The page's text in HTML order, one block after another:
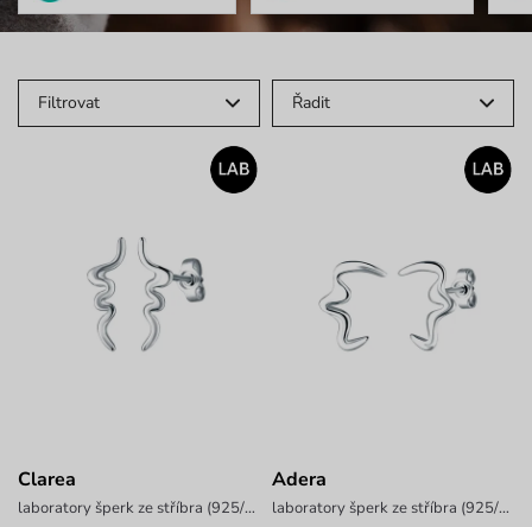
Filtrovat Řadit
Clarea
laboratory šperk ze stříbra (925/1000), váha 0,8 g
Adera
laboratory šperk ze stříbra (925/1000), váha 1,8 g